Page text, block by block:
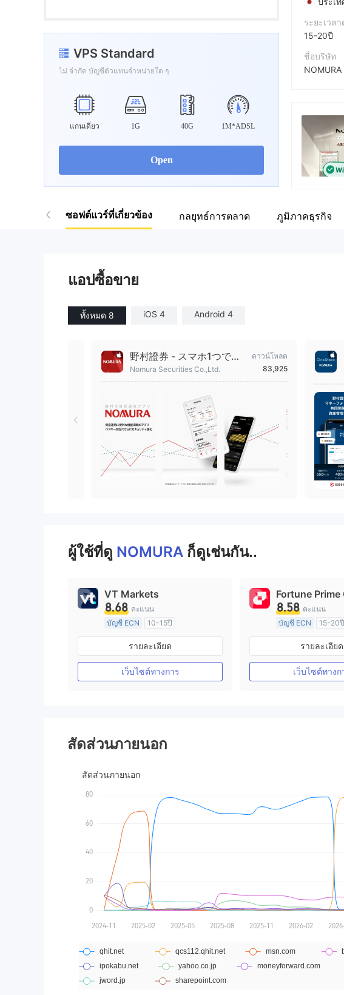
9
VPS Standard
ไม่ จำกัด บัญชีตัวแทนจำหน่ายใด ๆ
แกนเดี่ยว 1G 40G 1M*ADSL
Open
ระยะเวล
15-20ปี
ชื่อบริษัท
NOMURA
พนักงาน
--
ซอฟต์แวร์ที่เกี่ยวข้อง กลยุทธ์การตลาด ภูมิภาคธุรกิจ
แอปซื้อขาย
ทั้งหมด 8 iOS 4 Android 4
野村證券 - スマホ1つで快
適な資産運用 -
Nomura Securities Co.,Ltd.
ดาวน์โหลด
83,925
ผู้ใช้ที่ดู NOMURA ก็ดูเช่นกัน..
VT Markets
8.68 คะแนน
บัญชี ECN
10-15ปี
การกำกับดูแล ออสเตรเลีย
ใบอนุญาต MT4 แบบเต็ม
รายละเอียด
เว็บไซต์ทางการ
Fortune Prime
8.58 คะแนน
บัญชี ECN
15-20ปี
การกำกับดูแล ออสเ
ใบอนุญาต MT4 แบ
รายละเอียด
เว็บไซต์ทางก
สัดส่วนภายนอก